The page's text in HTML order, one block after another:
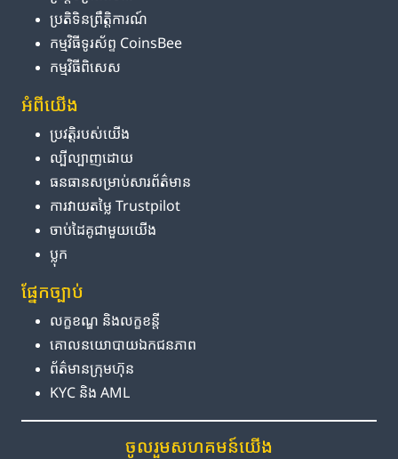
ប្រតិទិន​ព្រឹត្តិការណ៍
កម្មវិធី​ទូរស័ព្ទ CoinsBee
កម្មវិធីពិសេស
អំពី​យើង
ប្រវត្តិ​របស់​យើង
ល្បីល្បាញ​ដោយ
ធនធាន​សម្រាប់​សារព័ត៌មាន
ការ​វាយតម្លៃ Trustpilot
ចាប់ដៃគូ​ជាមួយ​យើង
ប្លុក
ផ្នែក​ច្បាប់
លក្ខខណ្ឌ និង​លក្ខខន្តី
គោលនយោបាយ​ឯកជនភាព
ព័ត៌មាន​ក្រុមហ៊ុន
KYC និង AML
ចូលរួម​សហគមន៍​យើង